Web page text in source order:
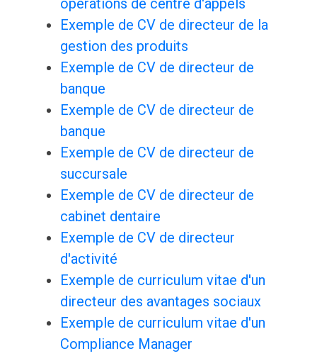
opérations de centre d'appels
Exemple de CV de directeur de la
gestion des produits
Exemple de CV de directeur de
banque
Exemple de CV de directeur de
banque
Exemple de CV de directeur de
succursale
Exemple de CV de directeur de
cabinet dentaire
Exemple de CV de directeur
d'activité
Exemple de curriculum vitae d'un
directeur des avantages sociaux
Exemple de curriculum vitae d'un
Compliance Manager